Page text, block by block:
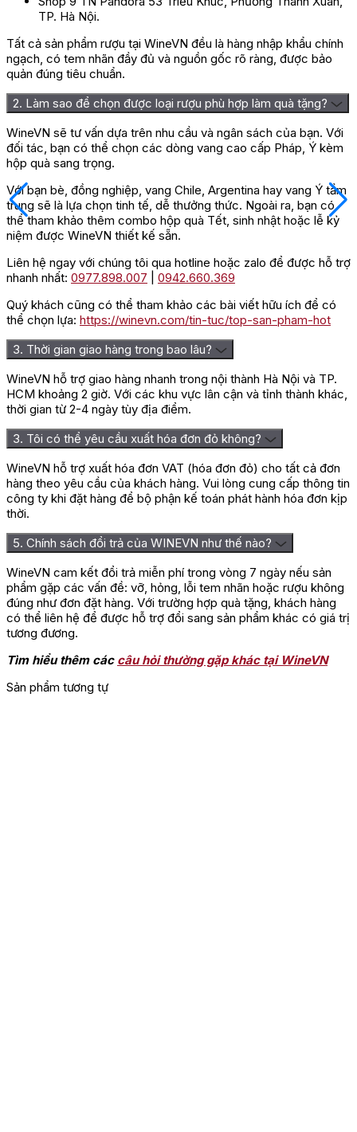
TP. Hà Nội.
Tất cả sản phẩm rượu tại WineVN đều là hàng nhập khẩu chính
ngạch, có tem nhãn đầy đủ và nguồn gốc rõ ràng, được bảo
quản đúng tiêu chuẩn.
2. Làm sao để chọn được loại rượu phù hợp làm quà tặng?
WineVN sẽ tư vấn dựa trên nhu cầu và ngân sách của bạn. Với
đối tác, bạn có thể chọn các dòng vang cao cấp Pháp, Ý kèm
hộp quà sang trọng.
Với bạn bè, đồng nghiệp, vang Chile, Argentina hay vang Ý tầm
trung sẽ là lựa chọn tinh tế, dễ thưởng thức. Ngoài ra, bạn có
thể tham khảo thêm combo hộp quà Tết, sinh nhật hoặc lễ kỷ
niệm được WineVN thiết kế sẵn.
Liên hệ ngay với chúng tôi qua hotline hoặc zalo để được hỗ trợ
nhanh nhất: 0977.898.007
0942.660.369
Quý khách cũng có thể tham khảo các bài viết hữu ích để có
thể chọn lựa: https://winevn.com/tin-tuc/top-san-pham-hot
3. Thời gian giao hàng trong bao lâu?
WineVN hỗ trợ giao hàng nhanh trong nội thành Hà Nội và TP.
HCM khoảng 2 giờ. Với các khu vực lân cận và tỉnh thành khác,
thời gian từ 2-4 ngày tùy địa điểm.
3. Tôi có thể yêu cầu xuất hóa đơn đỏ không?
WineVN hỗ trợ xuất hóa đơn VAT (hóa đơn đỏ) cho tất cả đơn
hàng theo yêu cầu của khách hàng. Vui lòng cung cấp thông tin
công ty khi đặt hàng để bộ phận kế toán phát hành hóa đơn kịp
thời.
5. Chính sách đổi trả của WINEVN như thế nào?
WineVN cam kết đổi trả miễn phí trong vòng 7 ngày nếu sản
phẩm gặp các vấn đề: vỡ, hỏng, lỗi tem nhãn hoặc rượu không
đúng như đơn đặt hàng. Với trường hợp quà tặng, khách hàng
có thể liên hệ để được hỗ trợ đổi sang sản phẩm khác có giá trị
tương đương.
Tìm hiểu thêm các câu hỏi thường gặp khác tại WineVN
Sản phẩm tương tự